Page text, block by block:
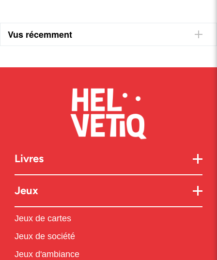
Vus récemment
Livres
Jeux
Jeux de cartes
Jeux de société
Jeux d'ambiance